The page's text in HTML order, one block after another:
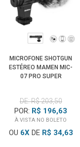
MICROFONE SHOTGUN
ESTÉREO MAMEN MIC-
07 PRO SUPER
SMARTPHONES
DE: R$ 203,50
POR: R$ 196,63
À VISTA NO BOLETO
OU 6XDE R$ 34,63